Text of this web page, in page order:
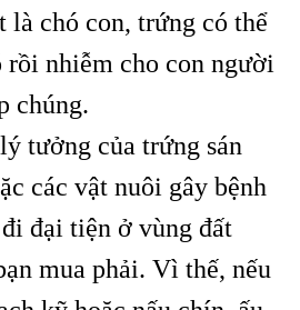
là chó con, trứng có thể
rồi nhiễm cho con người
chúng.
tưởng của trứng sán
các vật nuôi gây bệnh
đại tiện ở vùng đất
mua phải. Vì thế, nếu